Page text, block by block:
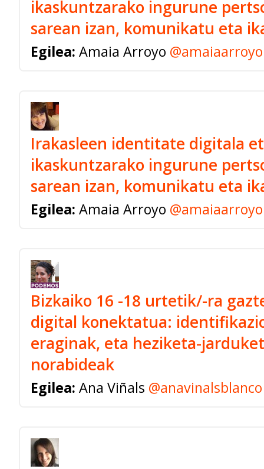
ikaskuntzarako ingurune
sarean izan, komunikatu eta
Egilea: Amaia Arroyo @amaiaarroyo
Irakasleen identitate digitala
ikaskuntzarako ingurune
sarean izan, komunikatu eta
Egilea: Amaia Arroyo @amaiaarroyo
Bizkaiko 16 -18 urtetik/-ra
digital konektatua:
eraginak, eta heziketa-
norabideak
Egilea: Ana Viñals @anavinalsblanco